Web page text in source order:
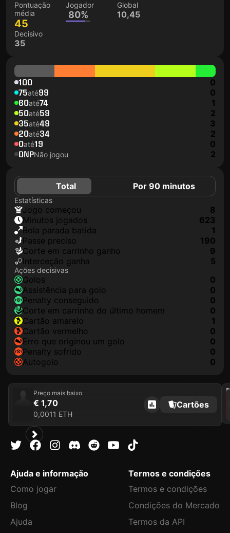
Pontuação
média
45
Jogador
80%
Global
10,45
Decisivo
35
100 0
75até99 0
60até74 1
50até59 2
35até49 3
20até34 2
0até19 0
DNPNão jogou 2
Total Por 90 minutos
Estatísticas
jogo começou
8
minutos jogados
623
Bola parada batida
1
passe preciso
190
corte em carrinho ganho
9
interceção ganha
5
Ações decisivas
golos
0
assistência para golo
0
penalty conseguido
0
corte em carrinho do último homem
0
cartão amarelo
1
cartão vermelho
0
erro que originou um golo
0
penalty sofrido
0
autogolo
0
Preço mais baixo
€ 1,70
0,0011 ETH
Cartões
2024
Ajuda e informação
Como jogar
Blog
Ajuda
Termos e condições
Termos e condições
Condições do Mercado
Termos da API